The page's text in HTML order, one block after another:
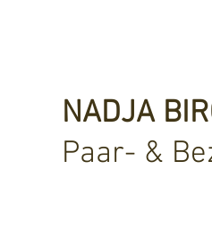
NADJA
Paar- &